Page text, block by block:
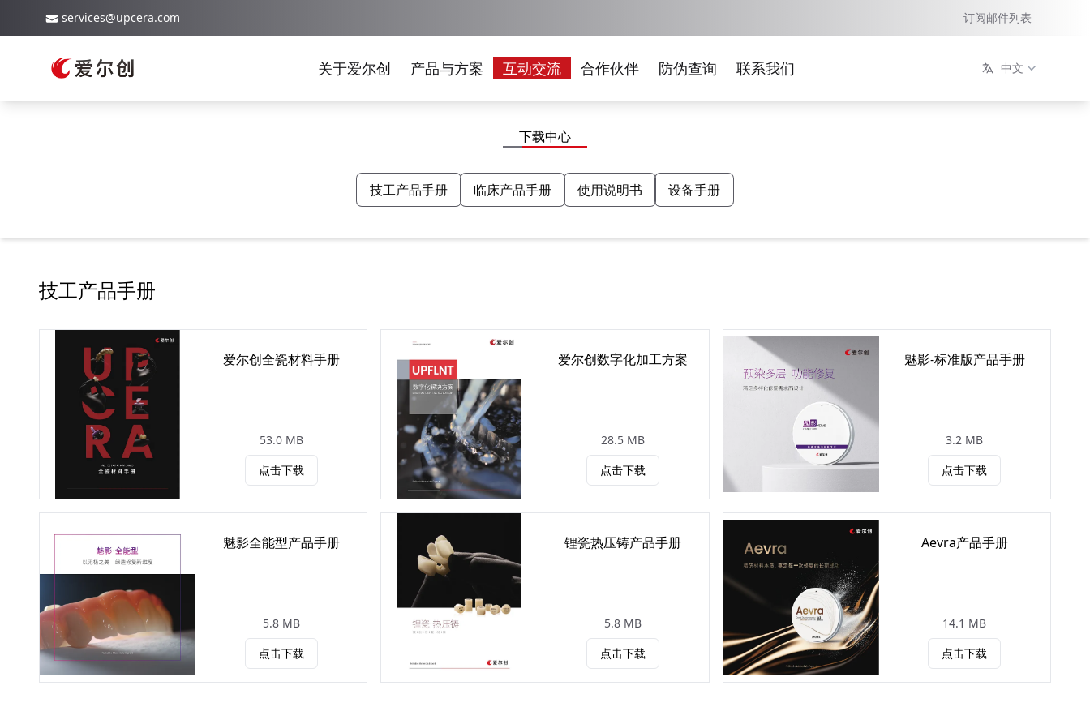
services@upcera.com 订阅邮件列表
关于爱尔创 产品与方案 互动交流 合作伙伴 防伪查询 联系我们 中文
下载中心
技工产品手册 临床产品手册 使用说明书 设备手册
技工产品手册
爱尔创全瓷材料手册
53.0 MB
点击下载
爱尔创数字化加工方案
28.5 MB
点击下载
魅影-标准版产品手册
3.2 MB
点击下载
魅影全能型产品手册
5.8 MB
点击下载
锂瓷热压铸产品手册
5.8 MB
点击下载
Aevra产品手册
14.1 MB
点击下载